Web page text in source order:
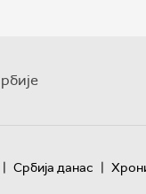
| Србија данас |